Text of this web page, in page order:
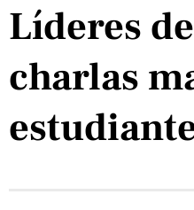
Líderes
charlas